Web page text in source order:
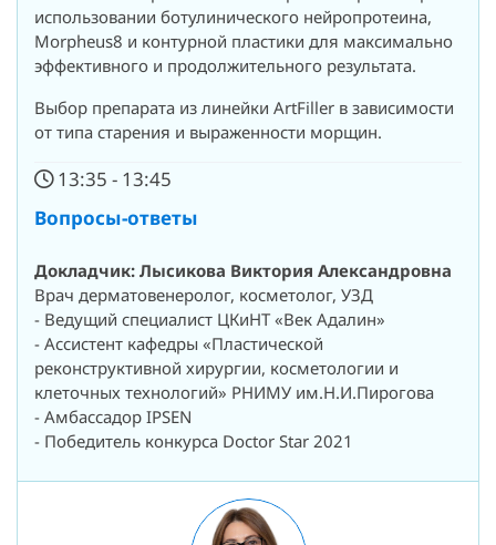
использовании ботулинического нейропротеина,
Morpheus8 и контурной пластики для максимально
эффективного и продолжительного результата.
Выбор препарата из линейки ArtFiller в зависимости
от типа старения и выраженности морщин.
13:35 - 13:45
Вопросы-ответы
Докладчик: Лысикова Виктория Александровна
Врач дерматовенеролог, косметолог, УЗД
- Ведущий специалист ЦКиНТ «Век Адалин»
- Ассистент кафедры «Пластической
реконструктивной хирургии, косметологии и
клеточных технологий» РНИМУ им.Н.И.Пирогова
- Амбассадор IPSEN
- Победитель конкурса Doctor Star 2021